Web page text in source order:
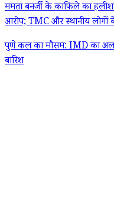
ममता बनर्जी के काफिले का
आरोप; TMC और स्थानीय लोगों
पुणे कल का मौसम: IMD का
बारिश